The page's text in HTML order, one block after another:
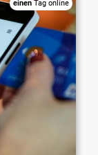
einen Tag online